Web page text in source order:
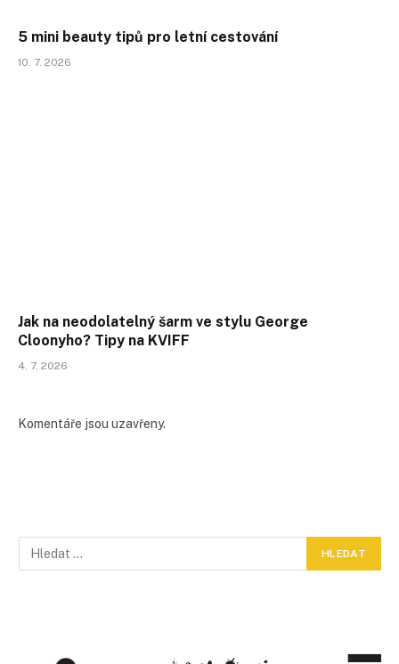
5 mini beauty tipů pro letní cestování
10. 7. 2026
Jak na neodolatelný šarm ve stylu George
Cloonyho? Tipy na KVIFF
4. 7. 2026
Komentáře jsou uzavřeny.